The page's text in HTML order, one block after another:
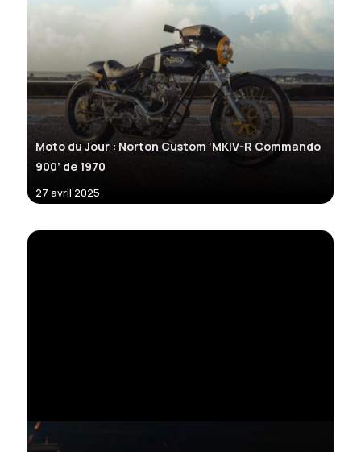
Moto du Jour : Norton Custom ‘MKIV-R Commando
900’ de 1970
27 avril 2025